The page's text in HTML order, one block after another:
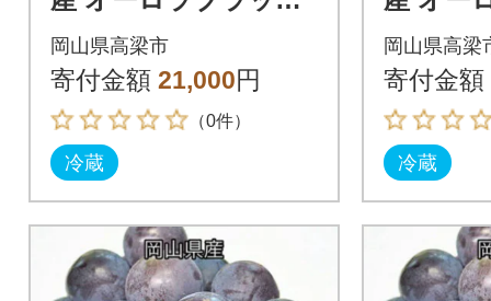
2房 (約940g) 化粧箱入
り
岡山県高梁市
寄付金額 21,000円
（0件）
冷蔵
2房 (約
入り
岡山県高梁
寄付金額
冷蔵